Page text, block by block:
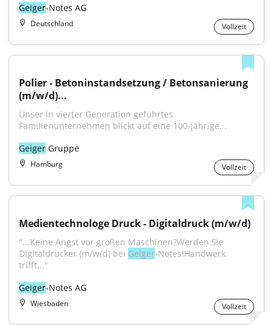
Geiger-Notes AG
Deutschland Vollzeit
Polier - Betoninstandsetzung / Betonsanierung
(m/w/d)...
Unser in vierter Generation geführtes
Familienunternehmen blickt auf eine 100-jährige...
Geiger Gruppe
Hamburg Vollzeit
Medientechnologe Druck - Digitaldruck (m/w/d)
"...Keine Angst vor großen Maschinen?Werden Sie
Digitaldrucker (m/w/d) bei Geiger-Notes!Handwerk
trifft..."
Geiger-Notes AG
Wiesbaden Vollzeit